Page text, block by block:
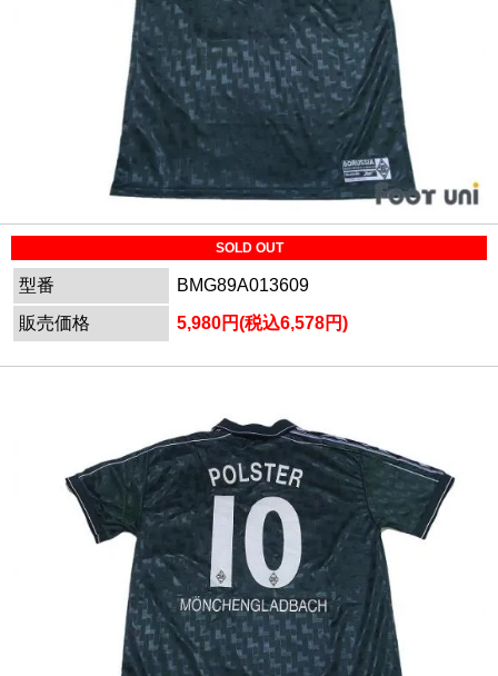
SOLD OUT
型番
BMG89A013609
販売価格
5,980円(税込6,578円)